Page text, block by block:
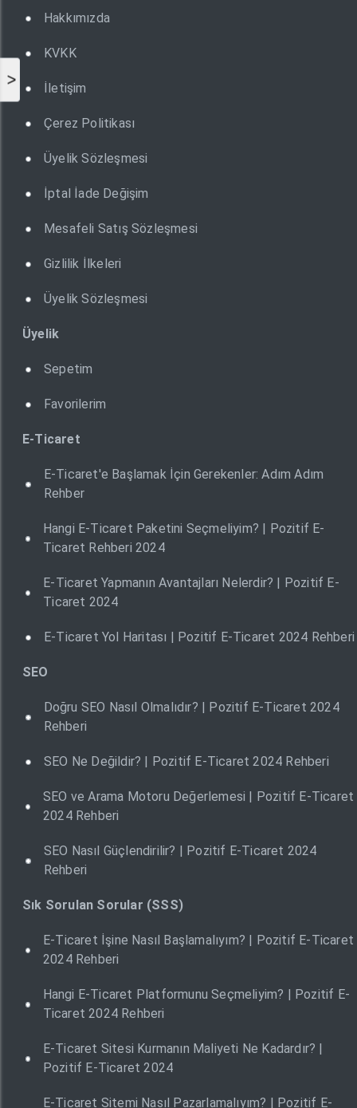
>
Hakkımızda
KVKK
İletişim
Çerez Politikası
Üyelik Sözleşmesi
İptal İade Değişim
Mesafeli Satış Sözleşmesi
Gizlilik İlkeleri
Üyelik Sözleşmesi
Üyelik
Sepetim
Favorilerim
E-Ticaret
E-Ticaret'e Başlamak İçin Gerekenler: Adım Adım
Rehber
Hangi E-Ticaret Paketini Seçmeliyim? | Pozitif E-
Ticaret Rehberi 2024
E-Ticaret Yapmanın Avantajları Nelerdir? | Pozitif E-
Ticaret 2024
E-Ticaret Yol Haritası | Pozitif E-Ticaret 2024 Rehberi
SEO
Doğru SEO Nasıl Olmalıdır? | Pozitif E-Ticaret 2024
Rehberi
SEO Ne Değildir? | Pozitif E-Ticaret 2024 Rehberi
SEO ve Arama Motoru Değerlemesi | Pozitif E-Ticaret
2024 Rehberi
SEO Nasıl Güçlendirilir? | Pozitif E-Ticaret 2024
Rehberi
Sık Sorulan Sorular (SSS)
E-Ticaret İşine Nasıl Başlamalıyım? | Pozitif E-Ticaret
2024 Rehberi
Hangi E-Ticaret Platformunu Seçmeliyim? | Pozitif E-
Ticaret 2024 Rehberi
E-Ticaret Sitesi Kurmanın Maliyeti Ne Kadardır? |
Pozitif E-Ticaret 2024
E-Ticaret Sitemi Nasıl Pazarlamalıyım? | Pozitif E-